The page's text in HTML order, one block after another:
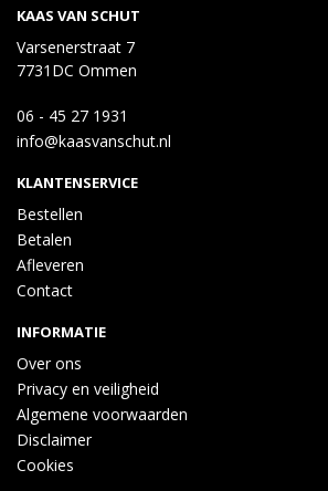
KAAS VAN SCHUT
Varsenerstraat 7
7731DC Ommen
06 - 45 27 1931
info@kaasvanschut.nl
KLANTENSERVICE
Bestellen
Betalen
Afleveren
Contact
INFORMATIE
Over ons
Privacy en veiligheid
Algemene voorwaarden
Disclaimer
Cookies